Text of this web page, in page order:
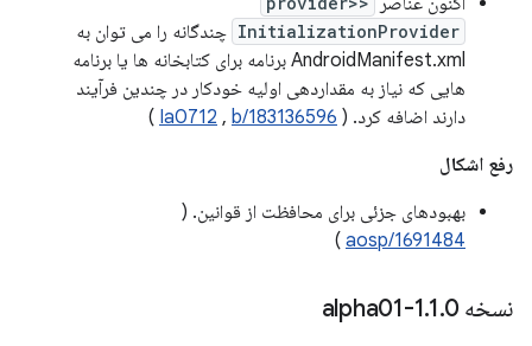
InitializationProvider چندگانه را می توان به
AndroidManifest.xml برنامه برای کتابخانه ها یا برنامه
هایی که نیاز به مقداردهی اولیه خودکار در چندین فرآیند
دارند اضافه کرد. (
Ia0712 , b/183136596
)
رفع اشکال
بهبودهای جزئی برای محافظت از قوانین. (
aosp/1691484
)
نسخه 1 .1.0-alpha01